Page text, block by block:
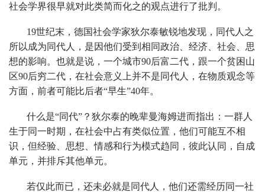
社会学界很早就对此类简而化之的观点进行了批判。
19世纪末，德国社会学家狄尔泰敏锐地发现，同代人之
所以成为同代人，是因他们受到相同政治、经济、社会、思
想的影响。也就是说，一个城市90后富二代，跟一个贫困山
区90后穷二代，在社会意义上并不是同代人，在物质观念等
方面，前者可能比后者“早生”40年。
什么是“同代”？狄尔泰的晚辈曼海姆进而指出：一群人
生于同一时期，在社会中占有类似位置，他们可能互不相
识，但经验、思想、情感和行为模式趋同，彼此认同，自成
单元，并排斥其他单元。
若仅此而已，还未必就是同代人，他们还需经历同一社